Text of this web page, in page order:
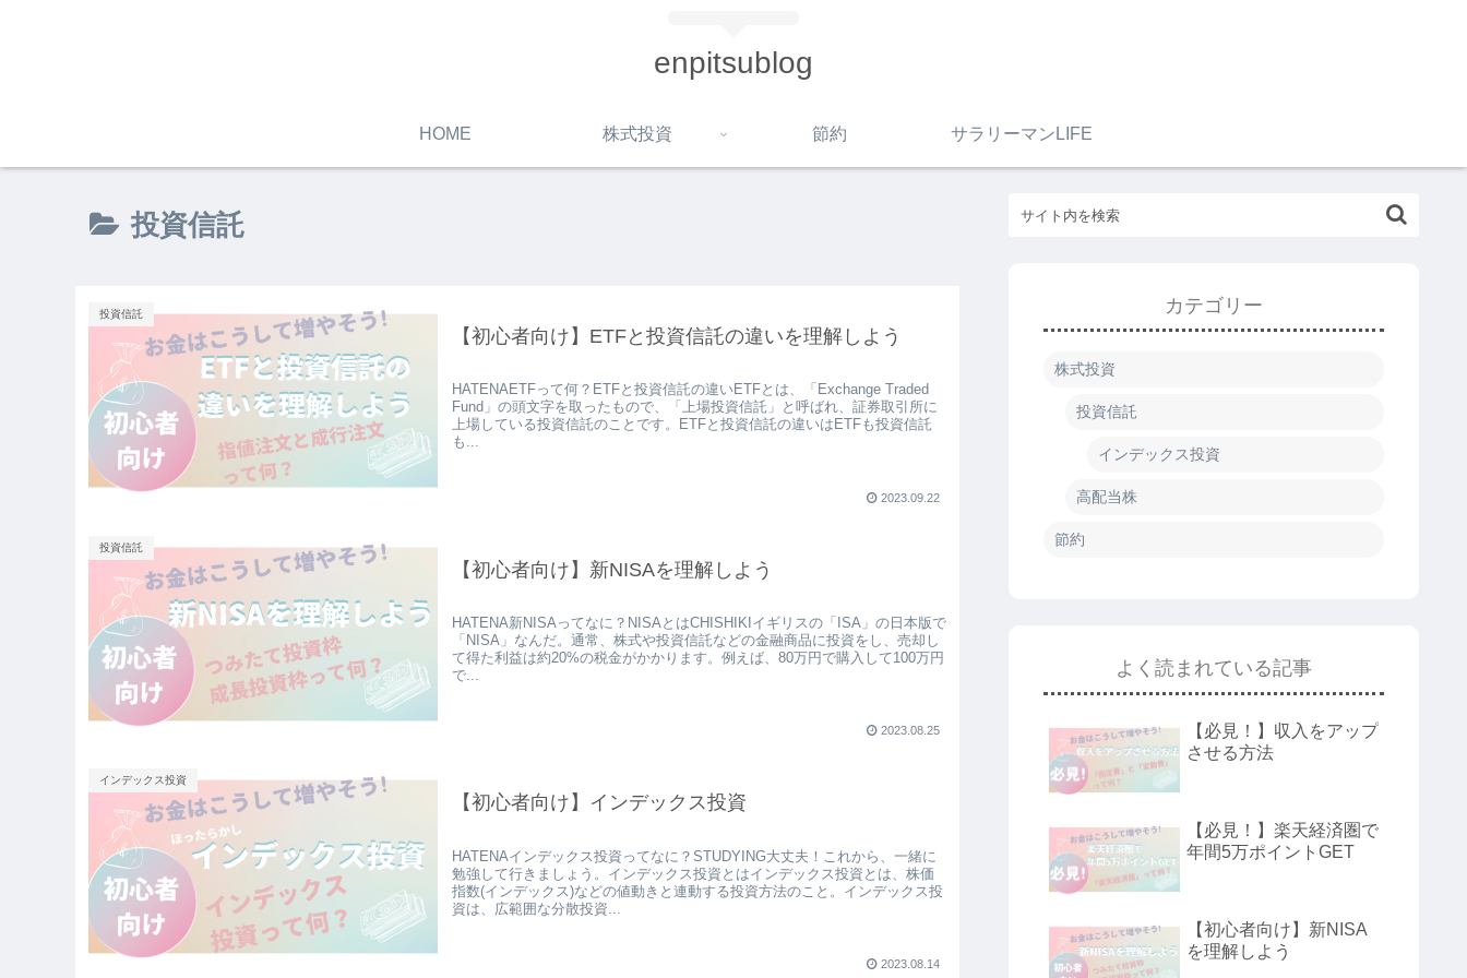
enpitsublog
HOME 株式投資 節約 サラリーマンLIFE
投資信託
投資信託
【初心者向け】ETFと投資信託の違いを理解しよう
HATENAETFって何？ETFと投資信託の違いETFとは、「Exchange Traded
Fund」の頭文字を取ったもので、「上場投資信託」と呼ばれ、証券取引所に
上場している投資信託のことです。ETFと投資信託の違いはETFも投資信託
も...
2023.09.22
投資信託
【初心者向け】新NISAを理解しよう
HATENA新NISAってなに？NISAとはCHISHIKIイギリスの「ISA」の日本版で
「NISA」なんだ。通常、株式や投資信託などの金融商品に投資をし、売却し
て得た利益は約20%の税金がかかります。例えば、80万円で購入して100万円
で...
2023.08.25
インデックス投資
【初心者向け】インデックス投資
HATENAインデックス投資ってなに？STUDYING大丈夫！これから、一緒に
勉強して行きましょう。インデックス投資とはインデックス投資とは、株価
指数(インデックス)などの値動きと連動する投資方法のこと。インデックス投
資は、広範囲な分散投資...
2023.08.14
カテゴリー
株式投資
投資信託
インデックス投資
高配当株
節約
よく読まれている記事
【必見！】収入をアップ
させる方法
【必見！】楽天経済圏で
年間5万ポイントGET
【初心者向け】新NISA
を理解しよう